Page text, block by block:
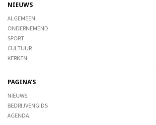
NIEUWS
ALGEMEEN
ONDERNEMEND
SPORT
CULTUUR
KERKEN
PAGINA'S
NIEUWS
BEDRIJVENGIDS
AGENDA